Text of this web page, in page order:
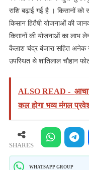
राशि बढ़ाई गई है । किसानों
किसान हितैषी योजनाओं की
किसानों की योजनाओं का लाभ
कैलाश चंद्र बंजारा सहित अनेक
उपस्थित थे शांतिलाल चौहान
ALSO READ -
कल होगा भव्य मंगल
SHARES
WHATSAPP GROUP